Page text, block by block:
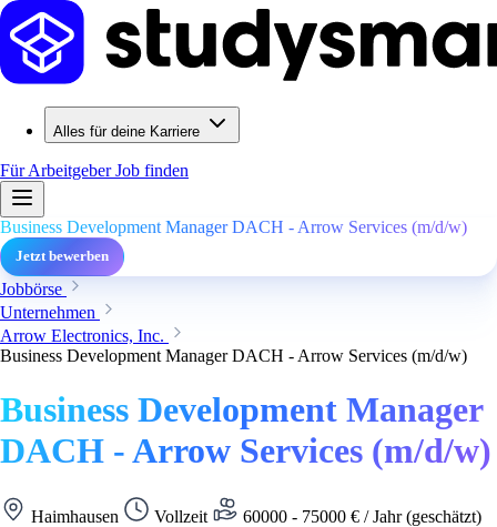
Alles für deine Karriere
Für ArbeitgeberJob finden
Business Development Manager DACH - Arrow Services (m/d/w)
Jetzt bewerben
Jobbörse
Unternehmen
Arrow Electronics, Inc.
Business Development Manager DACH - Arrow Services (m/d/w)
Business Development Manager
DACH - Arrow Services (m/d/w)
Haimhausen Vollzeit
60000 - 75000 € / Jahr (geschätzt)